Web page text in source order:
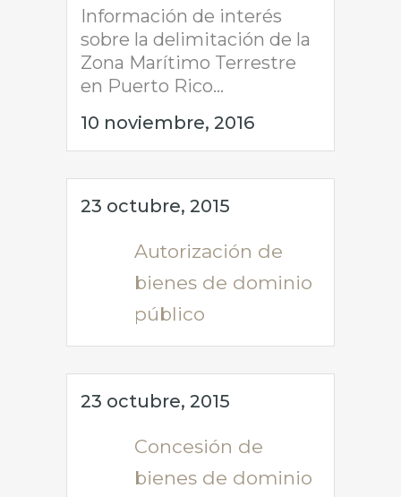
Información de interés
sobre la delimitación de la
Zona Marítimo Terrestre
en Puerto Rico...
10 noviembre, 2016
23 octubre, 2015
Autorización de
bienes de dominio
público
23 octubre, 2015
Concesión de
bienes de dominio